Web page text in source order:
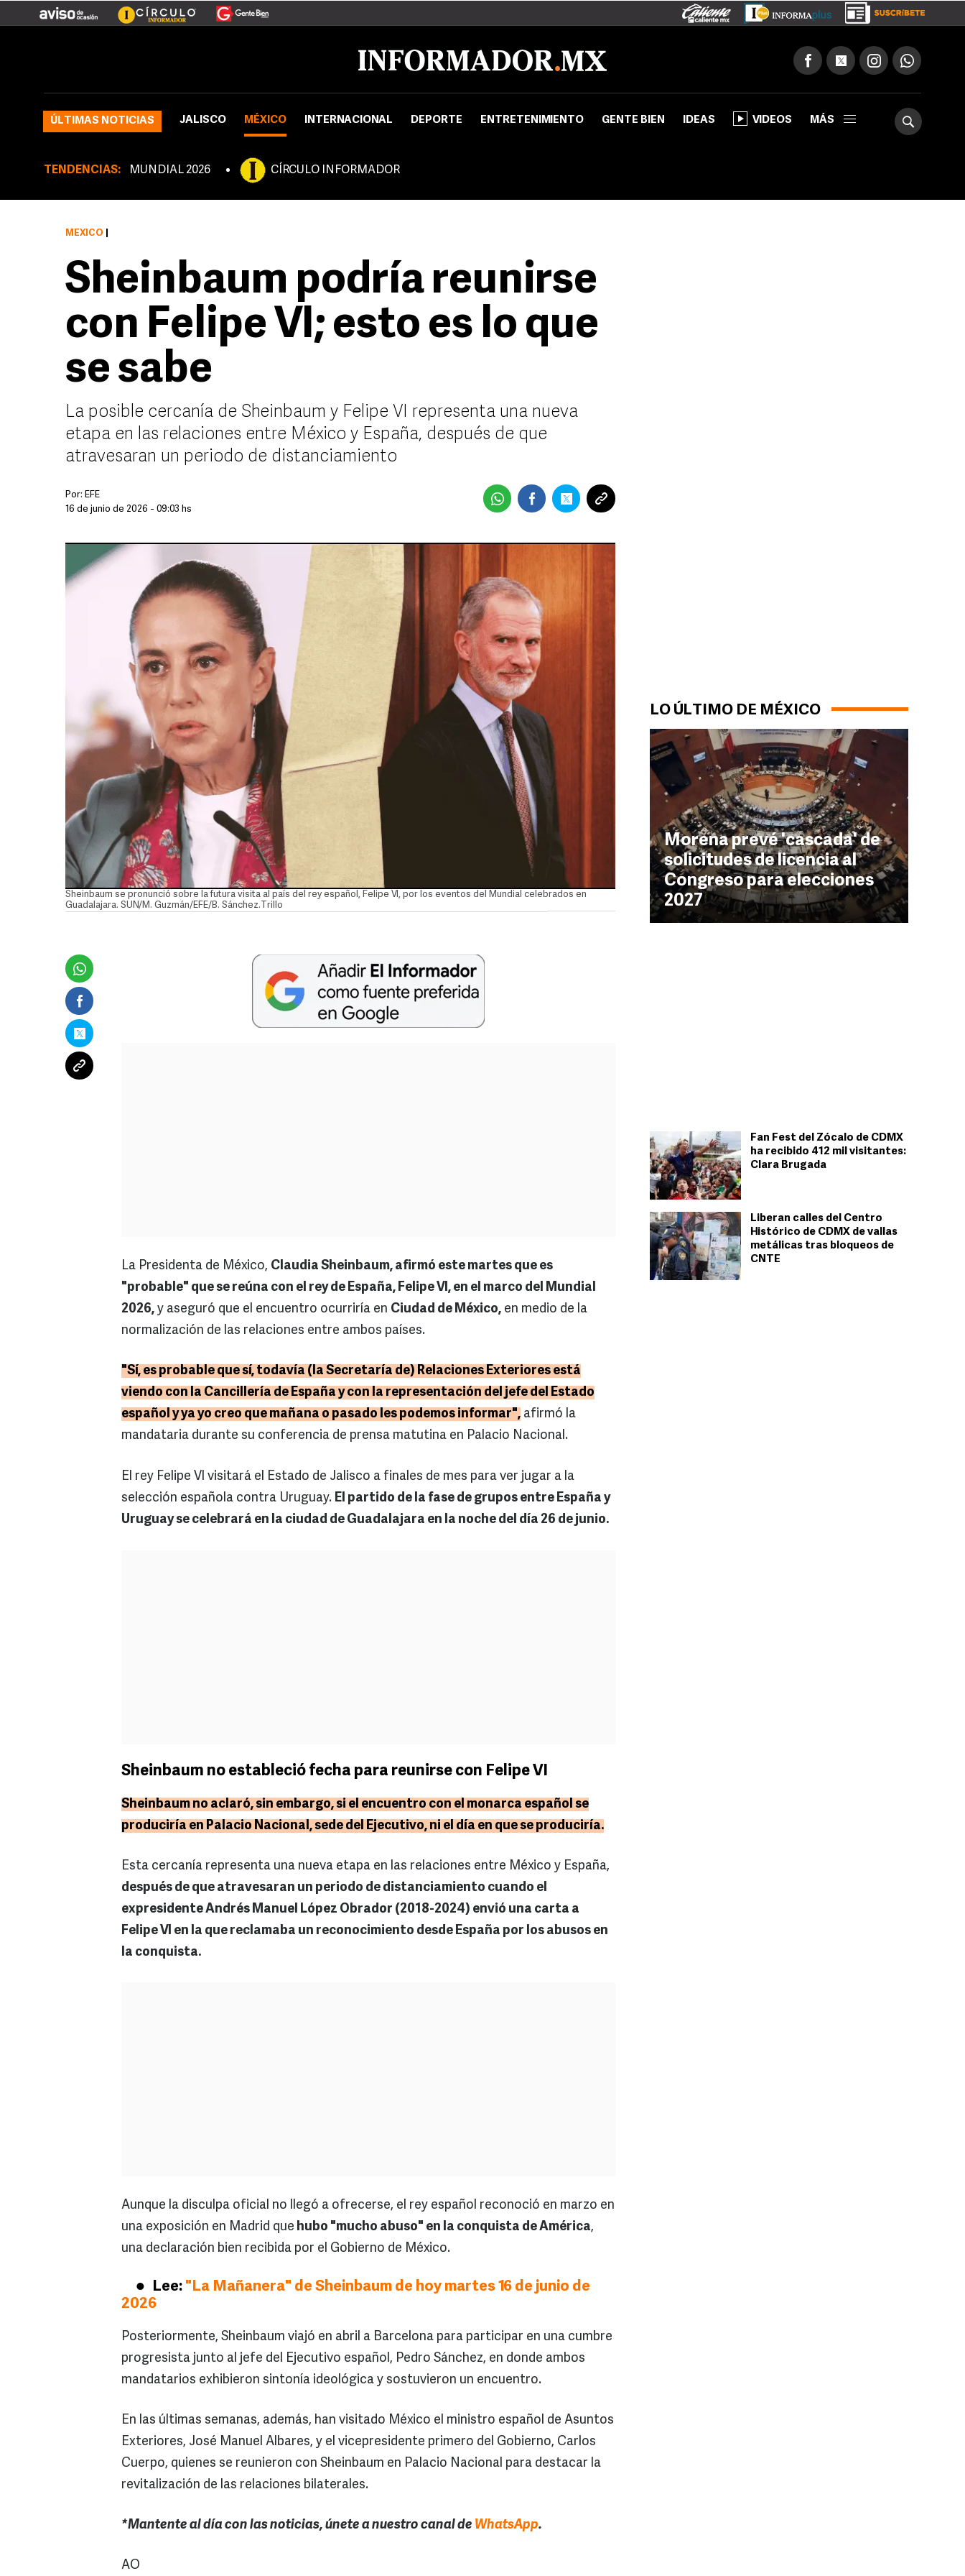
ÚLTIMAS NOTICIAS JALISCO MÉXICO INTERNACIONAL DEPORTE ENTRETENIMIENTO GENTE BIEN IDEAS VIDEOS MÁS
TENDENCIAS: MUNDIAL 2026 CÍRCULO INFORMADOR
LO ÚLTIMO DE MÉXICO
Morena prevé 'cascada' de
solicitudes de licencia al
Congreso para elecciones
2027
Fan Fest del Zócalo de CDMX
ha recibido 412 mil visitantes:
Clara Brugada
Liberan calles del Centro
Histórico de CDMX de vallas
metálicas tras bloqueos de
CNTE
MÉXICO
Sheinbaum podría reunirse
con Felipe VI; esto es lo que
se sabe
La posible cercanía de Sheinbaum y Felipe VI representa una nueva
etapa en las relaciones entre México y España, después de que
atravesaran un periodo de distanciamiento
Por: EFE
16 de junio de 2026 - 09:03 hs
Sheinbaum se pronunció sobre la futura visita al país del rey español, Felipe VI, por los eventos del Mundial celebrados en
Guadalajara. SUN/M. Guzmán/EFE/B. Sánchez.Trillo
La Presidenta de México, Claudia Sheinbaum, afirmó este martes que es
"probable" que se reúna con el rey de España, Felipe VI, en el marco del Mundial
2026, y aseguró que el encuentro ocurriría en Ciudad de México, en medio de la
normalización de las relaciones entre ambos países.
"Sí, es probable que sí, todavía (la Secretaría de) Relaciones Exteriores está
viendo con la Cancillería de España y con la representación del jefe del Estado
español y ya yo creo que mañana o pasado les podemos informar", afirmó la
mandataria durante su conferencia de prensa matutina en Palacio Nacional.
El rey Felipe VI visitará el Estado de Jalisco a finales de mes para ver jugar a la
selección española contra Uruguay. El partido de la fase de grupos entre España y
Uruguay se celebrará en la ciudad de Guadalajara en la noche del día 26 de junio.
Sheinbaum no estableció fecha para reunirse con Felipe VI
Sheinbaum no aclaró, sin embargo, si el encuentro con el monarca español se
produciría en Palacio Nacional, sede del Ejecutivo, ni el día en que se produciría.
Esta cercanía representa una nueva etapa en las relaciones entre México y España,
después de que atravesaran un periodo de distanciamiento cuando el
expresidente Andrés Manuel López Obrador (2018-2024) envió una carta a
Felipe VI en la que reclamaba un reconocimiento desde España por los abusos en
la conquista.
Aunque la disculpa oficial no llegó a ofrecerse, el rey español reconoció en marzo en
una exposición en Madrid que hubo "mucho abuso" en la conquista de América,
una declaración bien recibida por el Gobierno de México.
Lee: "La Mañanera" de Sheinbaum de hoy martes 16 de junio de
2026
Posteriormente, Sheinbaum viajó en abril a Barcelona para participar en una cumbre
progresista junto al jefe del Ejecutivo español, Pedro Sánchez, en donde ambos
mandatarios exhibieron sintonía ideológica y sostuvieron un encuentro.
En las últimas semanas, además, han visitado México el ministro español de Asuntos
Exteriores, José Manuel Albares, y el vicepresidente primero del Gobierno, Carlos
Cuerpo, quienes se reunieron con Sheinbaum en Palacio Nacional para destacar la
revitalización de las relaciones bilaterales.
*Mantente al día con las noticias, únete a nuestro canal de WhatsApp.
AO